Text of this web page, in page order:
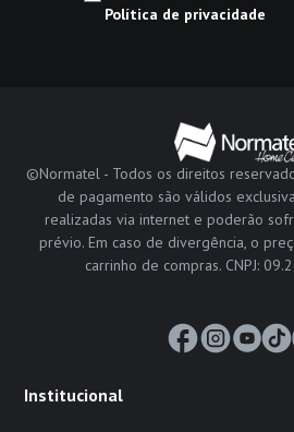
Política de privacidade
©Normatel - Todos os direitos
de pagamento são válidos
realizadas via internet e poderão
prévio. Em caso de divergência, o
carrinho de compras. CNPJ:
Institucional